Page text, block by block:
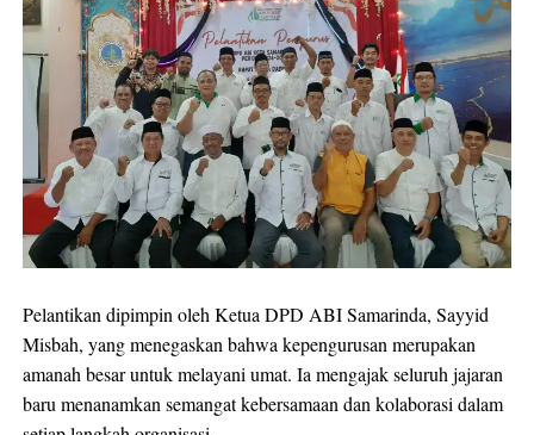
Pelantikan dipimpin oleh Ketua DPD ABI Samarinda, Sayyid
Misbah, yang menegaskan bahwa kepengurusan merupakan
amanah besar untuk melayani umat. Ia mengajak seluruh jajaran
baru menanamkan semangat kebersamaan dan kolaborasi dalam